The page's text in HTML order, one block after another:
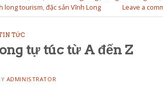
long tourism,đặc sản Vĩnh Long Leave a
TỨC
tự túc từ A đến Z
ADMINISTRATOR